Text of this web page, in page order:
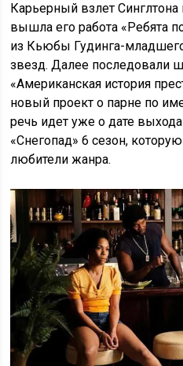
Карьерный взлет Синглтона
вышла его работа «Ребята
из Кьюбы Гудинга-
звезд. Далее последовали
«Американская история
новый проект о парне по
речь идет уже о дате
«Снегопад» 6 сезон,
любители жанра.